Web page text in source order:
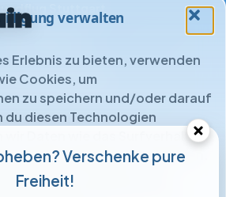
verwalten
Erlebnis zu bieten, verwenden
Cookies, um
zu speichern und/oder darauf
du diesen Technologien
wir Daten wie das Surfverhalten
auf dieser Website verarbeiten.
nicht erteilst oder
Rundflug Stuttgart
Wuppertal
Verschenke pure
Freiheit!